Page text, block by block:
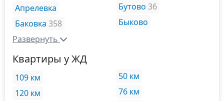
Апрелевка
Баковка 358
Бутово 36
Быково
Развернуть
Квартиры у ЖД
109 км
120 км
50 км
76 км